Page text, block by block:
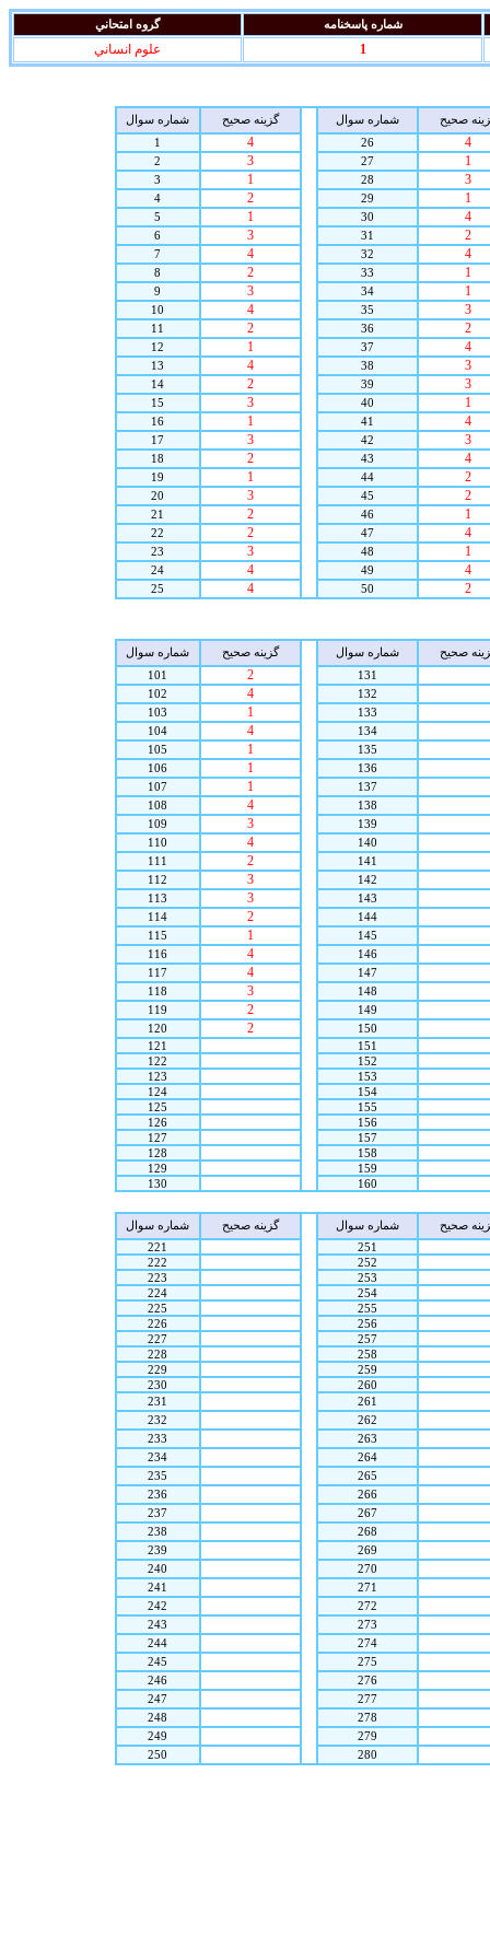
گروه امتحاني شماره پاسخنامه
علوم انساني 1
صحيح شماره سوال گزينه صحيح شماره سوال
4
26
4
1
1
27
3
2
3
28
1
3
1
29
2
4
4
30
1
5
2
31
3
6
4
32
4
7
1
33
2
8
1
34
3
9
3
35
4
10
2
36
2
11
4
37
1
12
3
38
4
13
3
39
2
14
1
40
3
15
4
41
1
16
3
42
3
17
4
43
2
18
2
44
1
19
2
45
3
20
1
46
2
21
4
47
2
22
1
48
3
23
4
49
4
24
2
50
4
25
صحيح شماره سوال گزينه صحيح
شماره سوال
131
2
101
132
4
102
133
1
103
134
4
104
135
1
105
136
1
106
137
1
107
138
4
108
139
3
109
140
4
110
141
2
111
142
3
112
143
3
113
144
2
114
145
1
115
146
4
116
147
4
117
148
3
118
149
2
119
150
2
120
151
121
152
122
153
123
154
124
155
125
156
126
157
127
158
128
159
129
160
130
صحيح شماره سوال گزينه صحيح
شماره سوال
251
221
252
222
253
223
254
224
255
225
256
226
257
227
258
228
259
229
260
230
261
231
262
232
263
233
264
234
265
235
266
236
267
237
268
238
269
239
270
240
271
241
272
242
273
243
274
244
275
245
276
246
277
247
278
248
279
249
280
250